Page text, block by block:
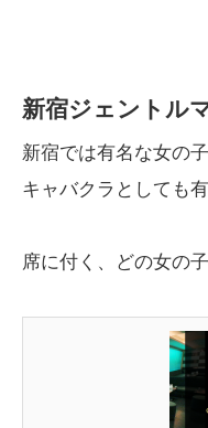
新宿ジェントル
新宿では有名な女の
キャバクラとしても
席に付く、どの女の